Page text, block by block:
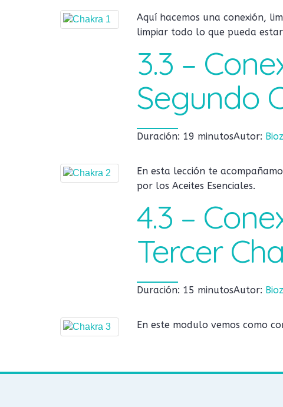
Aquí hacemos una conexión,
limpiar todo lo que pueda
3.3 –
Segundo
Duración: 19 minutosAutor:
En esta lección te
por los Aceites Esenciales.
4.3 –
Tercer
Duración: 15 minutosAutor:
En este modulo vemos como